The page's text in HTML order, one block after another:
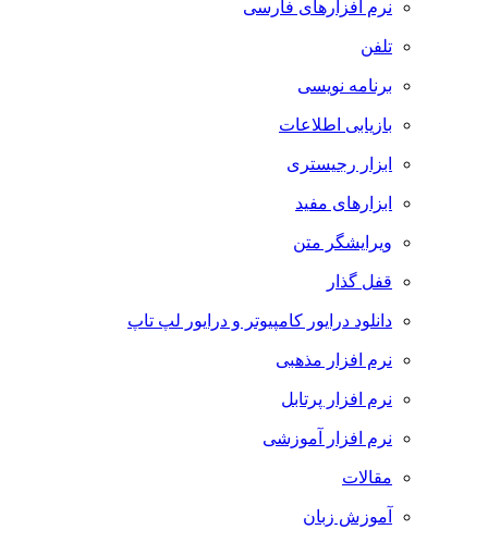
نرم افزارهای فارسی
تلفن
برنامه نویسی
بازیابی اطلاعات
ابزار رجیستری
ابزارهای مفید
ویرایشگر متن
قفل گذار
دانلود درایور کامپیوتر و درایور لپ تاپ
نرم افزار مذهبی
نرم افزار پرتابل
نرم افزار آموزشی
مقالات
آموزش زبان